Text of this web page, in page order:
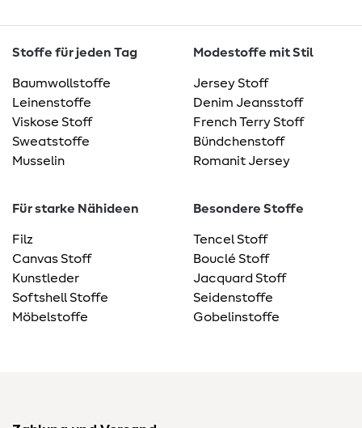
Stoffe für jeden Tag
Baumwollstoffe
Leinenstoffe
Viskose Stoff
Sweatstoffe
Musselin
Modestoffe mit Stil
Jersey Stoff
Denim Jeansstoff
French Terry Stoff
Bündchenstoff
Romanit Jersey
Für starke Nähideen
Filz
Canvas Stoff
Kunstleder
Softshell Stoffe
Möbelstoffe
Besondere Stoffe
Tencel Stoff
Bouclé Stoff
Jacquard Stoff
Seidenstoffe
Gobelinstoffe